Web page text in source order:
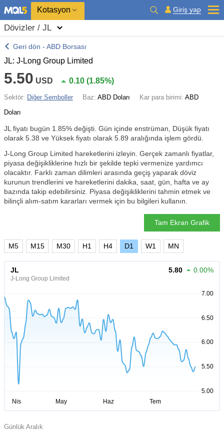
Kotasyon Giriş yap
Dövizler / JL
Geri dön - ABD Borsası
JL: J-Long Group Limited
5.50 USD 0.10 (1.85%)
Sektör: Diğer Semboller Baz: ABD Doları Kar para birimi: ABD
Doları
JL fiyatı bugün 1.85% değişti. Gün içinde enstrüman, Düşük fiyatı
olarak 5.38 ve Yüksek fiyatı olarak 5.89 aralığında işlem gördü.
J-Long Group Limited hareketlerini izleyin. Gerçek zamanlı fiyatlar,
piyasa değişikliklerine hızlı bir şekilde tepki vermenize yardımcı
olacaktır. Farklı zaman dilimleri arasında geçiş yaparak döviz
kurunun trendlerini ve hareketlerini dakika, saat, gün, hafta ve ay
bazında takip edebilirsiniz. Piyasa değişikliklerini tahmin etmek ve
bilinçli alım-satım kararları vermek için bu bilgileri kullanın.
Tam Ekran Grafik
M5 M15 M30 H1 H4 D1 W1 MN
JL
J-Long Group Limited
5.80 0.00%
Günlük Aralık